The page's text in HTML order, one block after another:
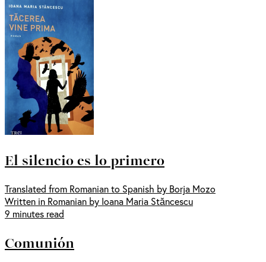
El silencio es lo primero
Translated from Romanian to Spanish by Borja Mozo
Written in Romanian by Ioana Maria Stăncescu
9 minutes read
Comunión